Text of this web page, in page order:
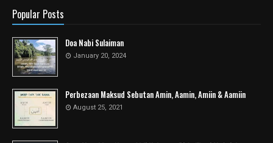
Popular Posts
Doa Nabi Sulaiman
January 20, 2024
Perbezaan Maksud Sebutan Amin, Aamin, Amiin & Aamiin
August 25, 2021